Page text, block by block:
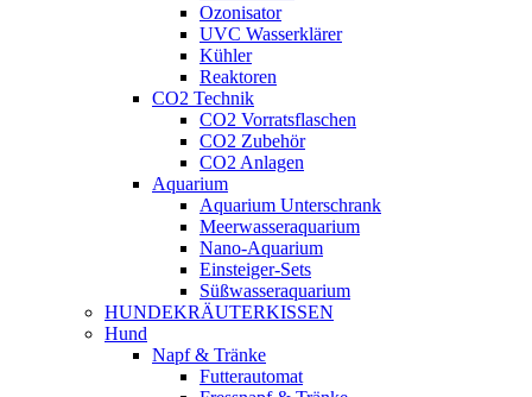
Ozonisator
UVC Wasserklärer
Kühler
Reaktoren
CO2 Technik
CO2 Vorratsflaschen
CO2 Zubehör
CO2 Anlagen
Aquarium
Aquarium Unterschrank
Meerwasseraquarium
Nano-Aquarium
Einsteiger-Sets
Süßwasseraquarium
HUNDEKRÄUTERKISSEN
Hund
Napf & Tränke
Futterautomat